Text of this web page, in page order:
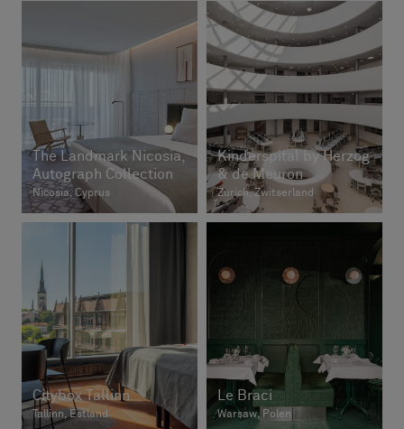
​Op naam
The Landmark Nicosia,
Autograph Collection
Nicosia, Cyprus
Kinderspital by Herzog
& de Meuron
Zurich, Zwitserland
Citybox Tallinn
Tallinn, Estland
Le Braci
Warsaw, Polen